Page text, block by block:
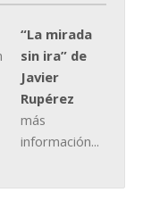
“La mirada
sin ira” de
Javier
Rupérez
más
información...